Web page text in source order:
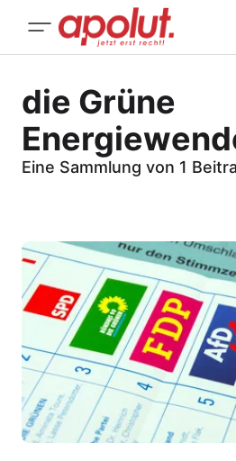
die Grüne
Eine Sammlung von 1